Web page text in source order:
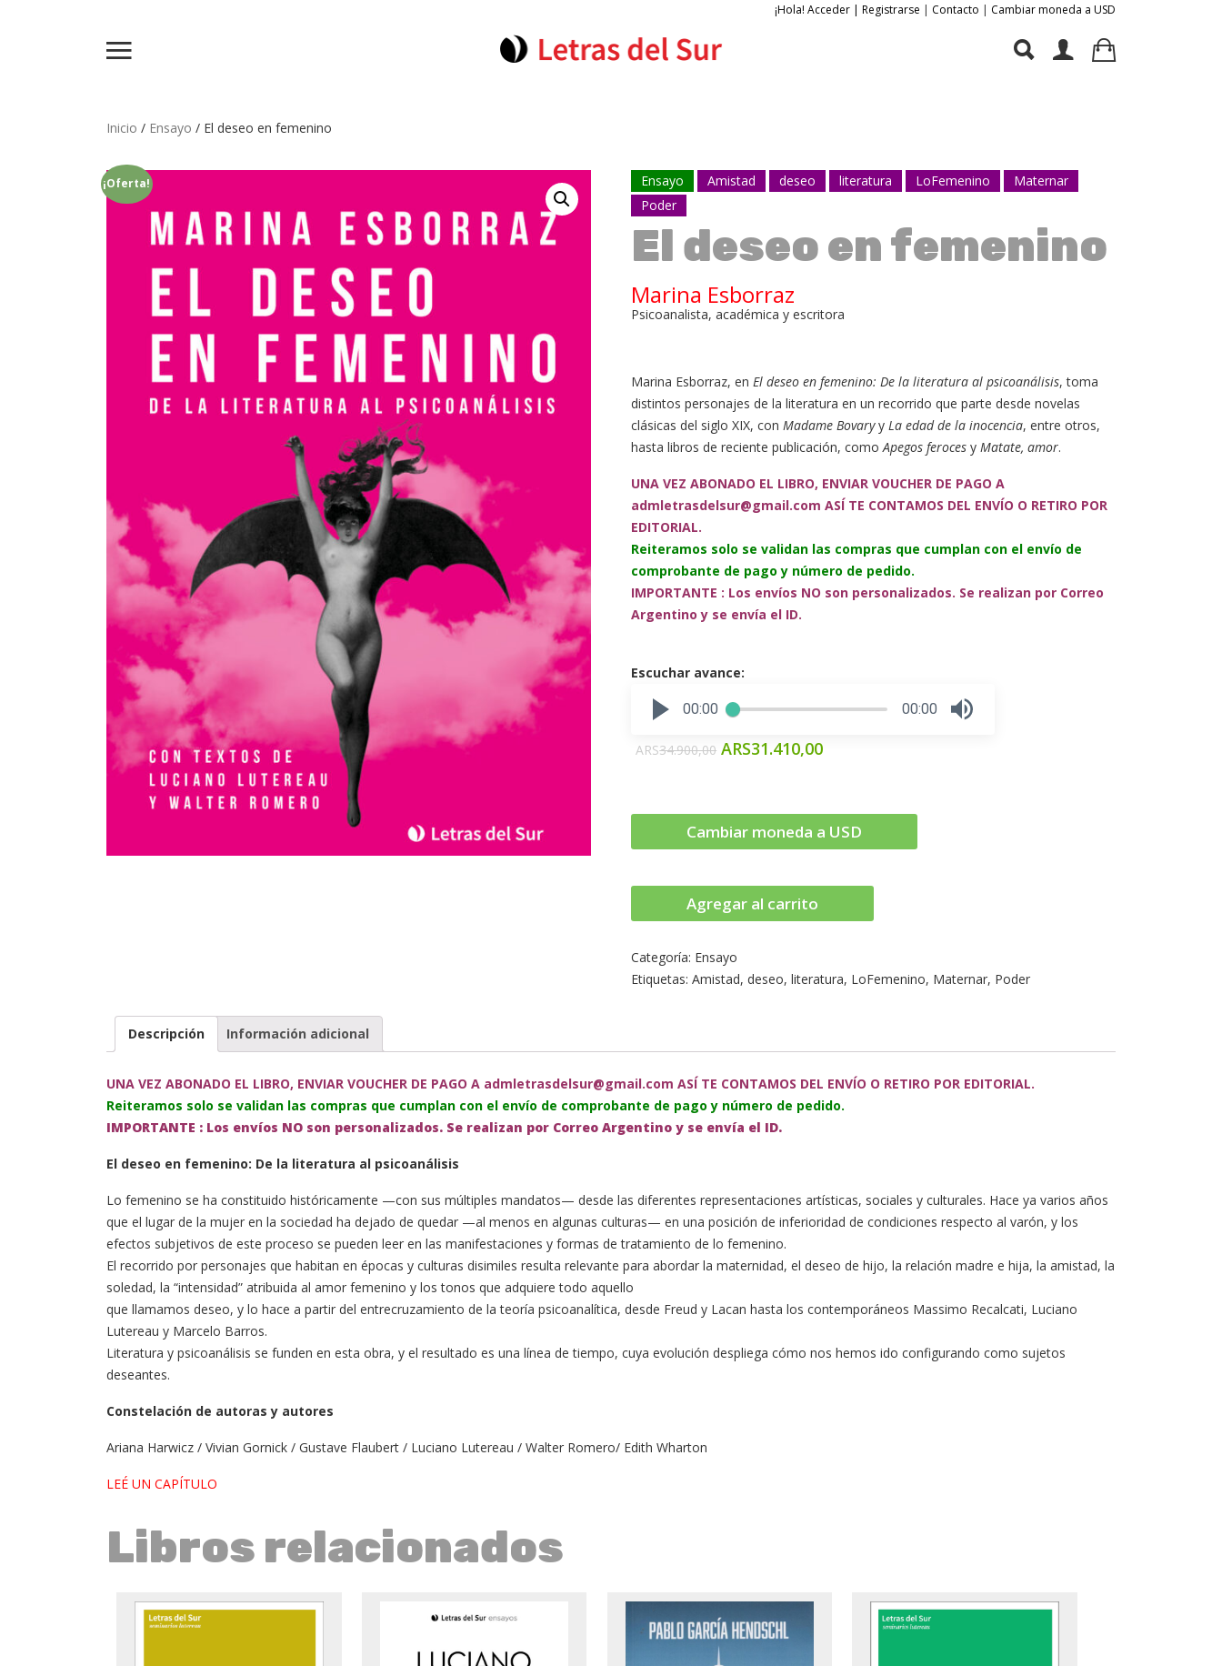
¡Hola! Acceder | Registrarse | Contacto | Cambiar moneda a USD
Inicio / Ensayo / El deseo en femenino
¡Oferta! Ensayo Amistad deseo literatura LoFemenino
Maternar
Poder
El deseo en femenino
Marina Esborraz
Psicoanalista, académica y escritora
Marina Esborraz, enEl deseo en femenino: De la literatura al psicoanálisis, toma
distintos personajes de la literatura en un recorrido que parte desde novelas
clásicas del siglo XIX, conMadame BovaryyLa edad de la inocencia, entre otros,
hasta libros de reciente publicación, comoApegos feroces yMatate, amor.
UNA VEZ ABONADO EL LIBRO, ENVIAR VOUCHER DE PAGO A
admletrasdelsur@gmail.com ASÍ TE CONTAMOS DEL ENVÍO O RETIRO POR
EDITORIAL.
Reiteramos solo se validan las compras que cumplan con el envío de
comprobante de pago y número de pedido.
IMPORTANTE : Los envíos NO son personalizados. Se realizan por Correo
Argentino y se envía el ID.
Escuchar avance:
00:00
00:00
ARS34.900,00 ARS31.410,00
Cambiar moneda a USD
Agregar al carrito
Categoría: Ensayo
Etiquetas:Amistad,deseo,literatura, LoFemenino, Maternar, Poder
Descripción Información adicional
UNA VEZ ABONADO EL LIBRO, ENVIAR VOUCHER DE PAGO A admletrasdelsur@gmail.com ASÍ TE CONTAMOS DEL ENVÍO O RETIRO POR EDITORIAL.
Reiteramos solo se validan las compras que cumplan con el envío de comprobante de pago y número de pedido.
IMPORTANTE : Los envíos NO son personalizados. Se realizan por Correo Argentino y se envía el ID.
El deseo en femenino: De la literatura al psicoanálisis
Lo femenino se ha constituido históricamente —con sus múltiples mandatos— desde las diferentes representaciones artísticas, sociales y culturales. Hace ya varios años
que el lugar de la mujer en la sociedad ha dejado de quedar —al menos en algunas culturas— en una posición de inferioridad de condiciones respecto al varón, y los
efectos subjetivos de este proceso se pueden leer en las manifestaciones y formas de tratamiento de lo femenino.
El recorrido por personajes que habitan en épocas y culturas disimiles resulta relevante para abordar la maternidad, el deseo de hijo, la relación madre e hija, la amistad, la
soledad, la “intensidad” atribuida al amor femenino y los tonos que adquiere todo aquello
que llamamos deseo, y lo hace a partir del entrecruzamiento de la teoría psicoanalítica, desde Freud y Lacan hasta los contemporáneos Massimo Recalcati, Luciano
Lutereau y Marcelo Barros.
Literatura y psicoanálisis se funden en esta obra, y el resultado es una línea de tiempo, cuya evolución despliega cómo nos hemos ido configurando como sujetos
deseantes.
Constelación de autoras y autores
Ariana Harwicz / Vivian Gornick / Gustave Flaubert / Luciano Lutereau / Walter Romero/ Edith Wharton
LEÉ UN CAPÍTULO
Libros relacionados